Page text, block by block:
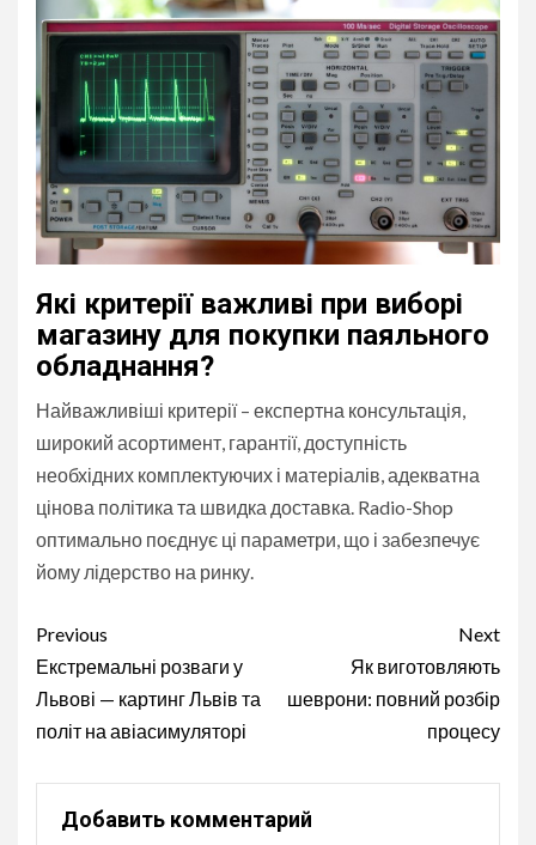
Які критерії важливі при виборі
магазину для покупки паяльного
обладнання?
Найважливіші критерії – експертна консультація,
широкий асортимент, гарантії, доступність
необхідних комплектуючих і матеріалів, адекватна
цінова політика та швидка доставка. Radio-Shop
оптимально поєднує ці параметри, що і забезпечує
йому лідерство на ринку.
Continue
Reading
Previous
Екстремальні розваги у
Львові — картинг Львів та
політ на авіасимуляторі
Next
Як виготовляють
шеврони: повний розбір
процесу
Добавить комментарий